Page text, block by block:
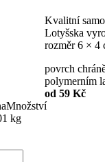
Kvalitní
Lotyšska
rozměr 6 × 4
povrch
polymerním
od 59 Kč
Množství
kg